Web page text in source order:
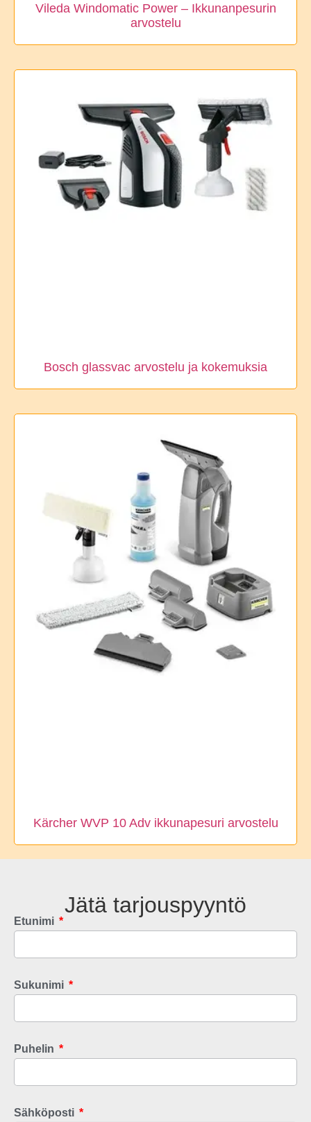
Vileda Windomatic Power – Ikkunanpesurin
arvostelu
Bosch glassvac arvostelu ja kokemuksia
Kärcher WVP 10 Adv ikkunapesuri arvostelu
Jätä tarjouspyyntö
Etunimi
Sukunimi
Puhelin
Sähköposti